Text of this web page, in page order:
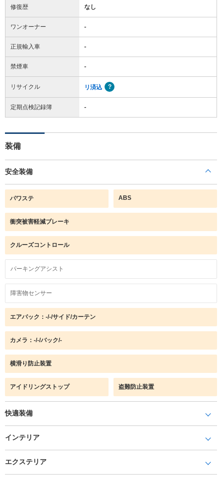
修復歴 なし
ワンオーナー -
正規輸入車 -
禁煙車 -
リサイクル リ済込
定期点検記録簿 -
装備
安全装備
パワステ ABS
衝突被害軽減ブレーキ
クルーズコントロール
パーキングアシスト
障害物センサー
エアバック：-/-/サイド/カーテン
カメラ：-/-/バック/-
横滑り防止装置
アイドリングストップ 盗難防止装置
快適装備
インテリア
エクステリア